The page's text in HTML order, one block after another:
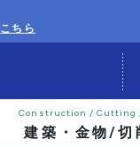
こちら
建築・金物/切